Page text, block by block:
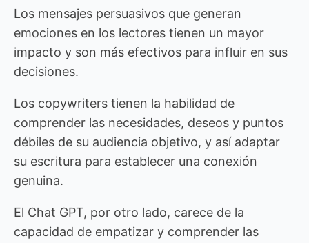
Los mensajes persuasivos que generan
emociones en los lectores tienen un mayor
impacto y son más efectivos para influir en sus
decisiones.
Los copywriters tienen la habilidad de
comprender las necesidades, deseos y puntos
débiles de su audiencia objetivo, y así adaptar
su escritura para establecer una conexión
genuina.
El Chat GPT, por otro lado, carece de la
capacidad de empatizar y comprender las